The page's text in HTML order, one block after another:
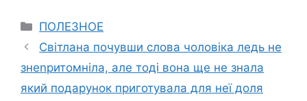
Categories
ПОЛЕЗНОЕ
Світлана почувши слова чоловіка ледь не
знеnритомніла, але тоді вона ще не знала
який подарунок приготувала для неї доля